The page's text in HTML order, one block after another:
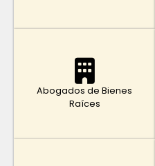
Abogados de Bienes
Raíces